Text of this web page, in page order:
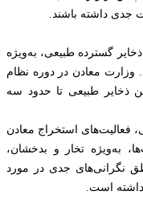
جدی داشته باشند.
گسترده طبیعی، به‌ویژه
معادن در دوره نظام
ذخایر طبیعی تا حدود سه
استخراج معادن
به‌ویژه تخار و بدخشان،
نگرانی‌های جدی در مورد
است.